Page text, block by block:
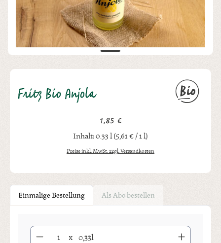
Fritz Bio Anjola
Regulärer Preis:
1,85 €
Inhalt:0.33 l(5,61 € / 1 l)
Preise inkl. MwSt. zzgl. Versandkosten
Einmalige Bestellung Als Abo bestellen
Produkt Anzahl: Gib den gewünschten Wert ein oder benutze
x 0,33l